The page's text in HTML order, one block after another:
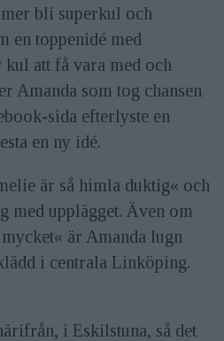
bli superkul och
en toppenidé med
att få vara med och
Amanda som tog chansen
sida efterlyste en
en ny idé.
är så himla duktig« och
med upplägget. Även om
är Amanda lugn
i centrala Linköping.
i Eskilstuna, så det